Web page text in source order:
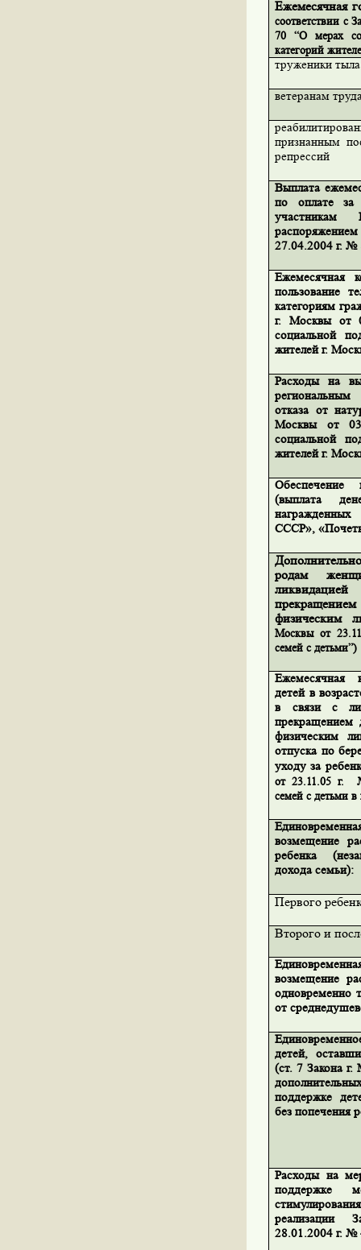
Ежемесячная
соответствии с
70 “О мерах
категорий
труженики
ветеранам
признанным
репрессий
Выплата
по оплате за
27.04.2004 г.
Ежемесячная
пользование
категориям
г. Москвы от
социальной
жителей г.
Расходы на
региональным
отказа от
Москвы от
социальной
жителей г.
Обеспечение
(выплата
СССР»,
родам
прекращением
физическим
Москвы от
семей с детьми”)
Ежемесячная
детей в
в связи с
прекращением
физическим
отпуска по
уходу за
от 23.11.05 г.
семей с детьми в
возмещение
ребенка
дохода семьи):
Первого
Второго и
возмещение
одновременно
от
детей,
(ст. 7 Закона
поддержке
без попечения
Расходы на
поддержке
реализации
28.01.2004 г.